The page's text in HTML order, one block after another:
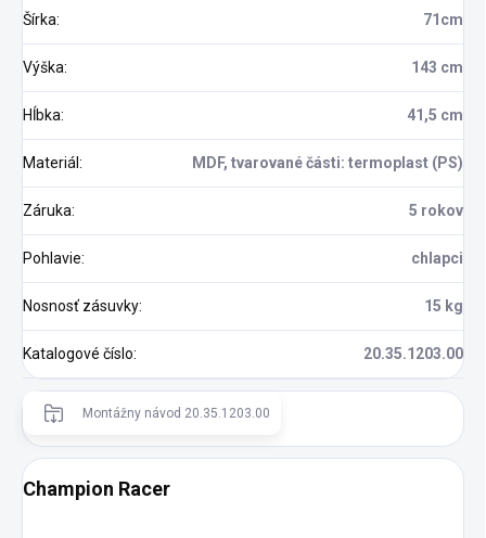
Šírka: 71cm
Výška: 143 cm
Hĺbka: 41,5 cm
Materiál : MDF, tvarované části: termoplast (PS)
Záruka: 5 rokov
Pohlavie: chlapci
Nosnosť zásuvky: 15 kg
Katalogové číslo: 20.35.1203.00
Montážny návod 20.35.1203.00
Champion Racer